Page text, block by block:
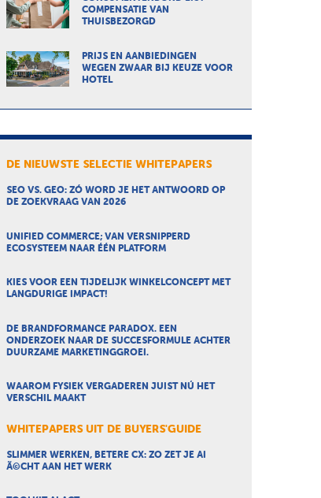
COMPENSATIE VAN
THUISBEZORGD
PRIJS EN AANBIEDINGEN
WEGEN ZWAAR BIJ KEUZE VOOR
HOTEL
DE NIEUWSTE SELECTIE WHITEPAPERS
SEO VS. GEO: ZÓ WORD JE HET ANTWOORD OP
DE ZOEKVRAAG VAN 2026
UNIFIED COMMERCE; VAN VERSNIPPERD
ECOSYSTEEM NAAR ÉÉN PLATFORM
KIES VOOR EEN TIJDELIJK WINKELCONCEPT MET
LANGDURIGE IMPACT!
DE BRANDFORMANCE PARADOX. EEN
ONDERZOEK NAAR DE SUCCESFORMULE ACHTER
DUURZAME MARKETINGGROEI.
WAAROM FYSIEK VERGADEREN JUIST NÚ HET
VERSCHIL MAAKT
WHITEPAPERS UIT DE BUYERS'GUIDE
SLIMMER WERKEN, BETERE CX: ZO ZET JE AI
Ã©CHT AAN HET WERK